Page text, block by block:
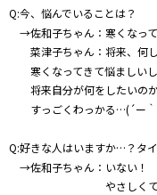
Q:今、悩んでいることは？
→佐和子ちゃん：寒くなっ
菜津子ちゃん：将来、何
寒くなってきて悩ましいし
将来自分が何をしたいのか
すっごくわっかる…(´ー
Q:好きな人はいますか…？タ
→佐和子ちゃん：いない！
やさしくて面白